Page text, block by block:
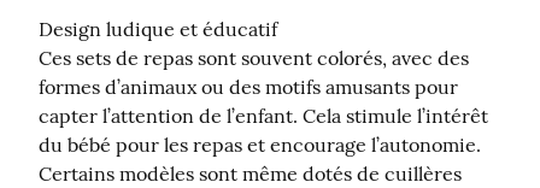
Design ludique et éducatif
Ces sets de repas sont souvent colorés, avec des
formes d’animaux ou des motifs amusants pour
capter l’attention de l’enfant. Cela stimule l’intérêt
du bébé pour les repas et encourage l’autonomie.
Certains modèles sont même dotés de cuillères